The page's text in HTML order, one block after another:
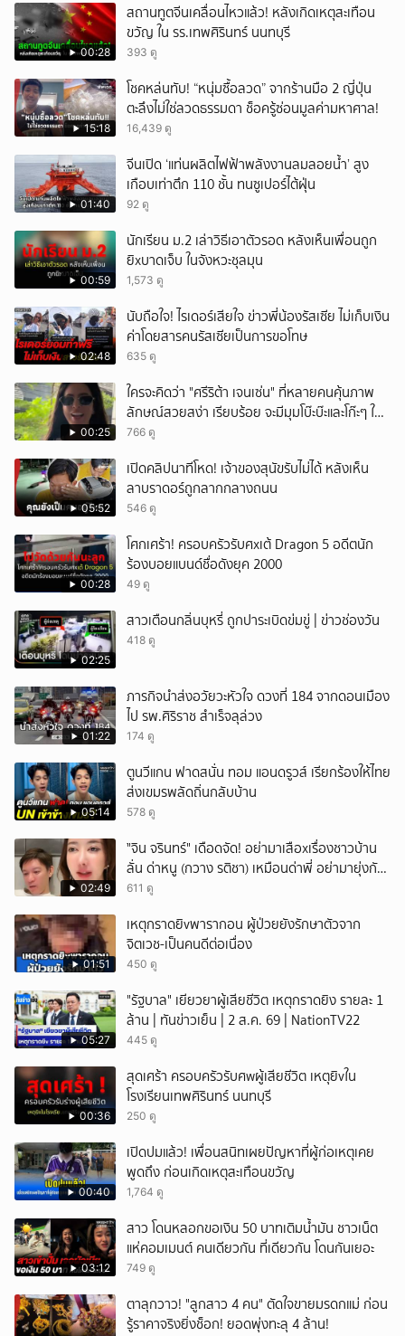
00:28
สถานทูตจีนเคลื่อนไหวแล้ว! หลังเกิดเหตุสะเทือน
ขวัญ ใน รร.เทพศิรินทร์ นนทบุรี
393 ดู
15:18
โชคหล่นทับ! “หนุ่มซื้อลวด” จากร้านมือ 2 ญี่ปุ่น
ตะลึงไม่ใช่ลวดธรรมดา ช็อครู้ซ่อนมูลค่ามหาศาล!
16,439 ดู
01:40
จีนเปิด ‘แท่นผลิตไฟฟ้าพลังงานลมลอยน้ำ’ สูง
เกือบเท่าตึก 110 ชั้น ทนซูเปอร์ไต้ฝุ่น
92 ดู
00:59
นักเรียน ม.2 เล่าวิธีเอาตัวรอด หลังเห็นเพื่อนถูก
ยิxบาดเจ็บ ในจังหวะชุลมุน
1,573 ดู
02:48
นับถือใจ! ไรเดอร์เสียใจ ข่าวพี่น้องรัสเซีย ไม่เก็บเงิน
ค่าโดยสารคนรัสเซียเป็นการขอโทษ
635 ดู
00:25
ใครจะคิดว่า "ศรีริต้า เจนเซ่น" ที่หลายคนคุ้นภาพ
ลักษณ์สวยสง่า เรียบร้อย จะมีมุมโบ๊ะบ๊ะและโก๊ะๆ ให้
ได้อมยิ้มเหมือนกัน งานนี้ทำเอาแฟนๆ ทั้งเอ็นดูทั้ง
766 ดู
05:52
เปิดคลิปนาทีโหด! เจ้าของสุนัขรับไม่ได้ หลังเห็น
ลาบราดอร์ถูกลากกลางถนน
546 ดู
00:28
โศกเศร้า! ครอบครัวรับศxเต้ Dragon 5 อดีตนัก
ร้องบอยแบนด์ชื่อดังยุค 2000
49 ดู
02:25
สาวเตือนกลิ่นบุหรี่ ถูกปาระเบิดข่มขู่ | ข่าวช่องวัน
418 ดู
01:22
ภารกิจนำส่งอวัยวะหัวใจ ดวงที่ 184 จากดอนเมือง
ไป รพ.ศิริราช สำเร็จลุล่วง
174 ดู
05:14
ตูนวีแกน ฟาดสนั่น ทอม แอนดรูวส์ เรียกร้องให้ไทย
ส่งเขมรพลัดถิ่นกลับบ้าน
578 ดู
02:49
ั่"จิน จรินทร์" เดือดจัด! อย่ามาเสือxเรื่องชาวบ้าน
ลั่น ด่าหนู (กวาง รติชา) เหมือนด่าพี่ อย่ามายุ่งกับ
คนของผม จบ!!!
611 ดู
01:51
เหตุกราดยิvพารากอน ผู้ป่วยยังรักษาตัวจาก
จิตเวช-เป็นคนดีต่อเนื่อง
450 ดู
05:27
"รัฐบาล" เยียวยาผู้เสียชีวิต เหตุกราดยิง รายละ 1
ล้าน | ทันข่าวเย็น | 2 ส.ค. 69 | NationTV22
445 ดู
00:36
สุดเศร้า ครอบครัวรับศwผู้เสียชีวิต เหตุยิvใน
โรงเรียนเทพศิรินทร์ นนทบุรี
250 ดู
00:40
เปิดปมแล้ว! เพื่อนสนิทเผยปัญหาที่ผู้ก่อเหตุเคย
พูดถึง ก่อนเกิดเหตุสะเทือนขวัญ
1,764 ดู
03:12
สาว โดนหลอกขอเงิน 50 บาทเติมน้ำมัน ชาวเน็ต
แห่คอมเมนต์ คนเดียวกัน ที่เดียวกัน โดนกันเยอะ
749 ดู
ตาลุกวาว! "ลูกสาว 4 คน" ตัดใจขายมรดกแม่ ก่อน
รู้ราคาจริงยิ่งช็อก! ยอดพุ่งทะลุ 4 ล้าน!